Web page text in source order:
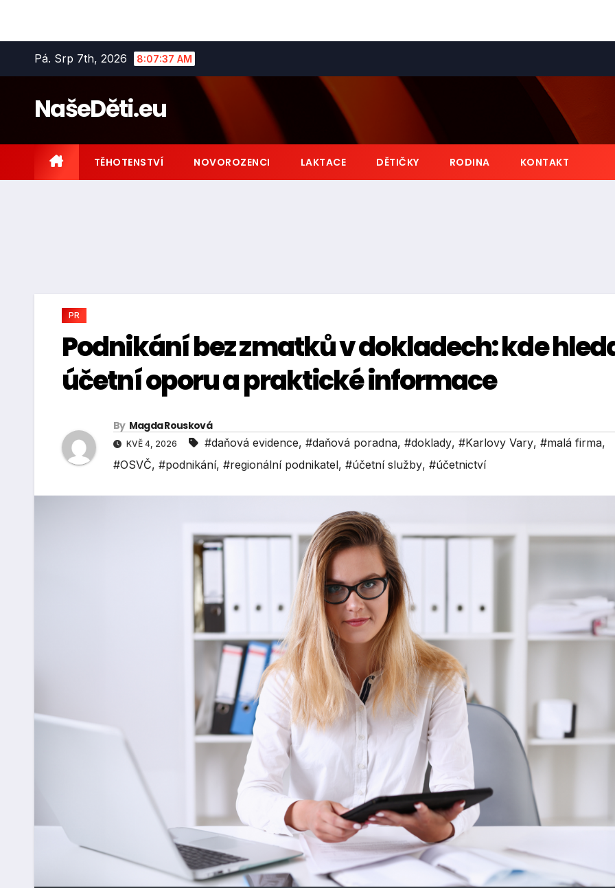
Pá. Srp 7th, 2026 8:07:38 AM
NašeDěti.eu
TĚHOTENSTVÍ NOVOROZENCI LAKTACE DĚTIČKY RODINA KONTAKT
PR
Podnikání bez zmatků v dokladech: kde
účetní oporu a praktické informace
By Magda Rousková
KVĚ 4, 2026 #daňová evidence, #daňová poradna, #doklady, #Karlovy Vary, #malá firma,
#OSVČ, #podnikání, #regionální podnikatel, #účetní služby, #účetnictví